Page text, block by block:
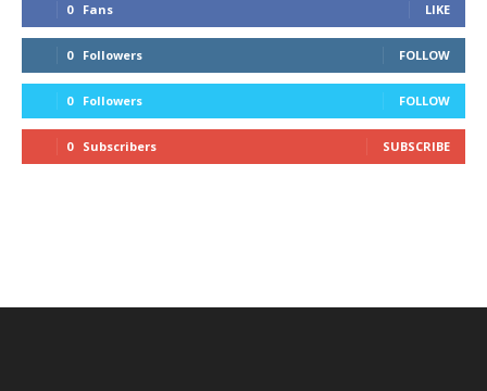
0 Fans LIKE
0 Followers FOLLOW
0 Followers FOLLOW
0 Subscribers SUBSCRIBE